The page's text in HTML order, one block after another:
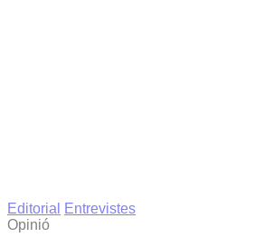
Editorial
Entrevistes
Opinió